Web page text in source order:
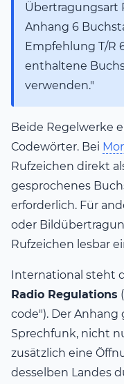
Übertragungsart
Anhang 6
Empfehlung T/R
enthaltene
verwenden."
Beide Regelwerke
Codewörter. Bei
Rufzeichen direkt
gesprochenes
erforderlich. Für
oder
Rufzeichen lesbar
International steht
Radio Regulations
code"). Der
Sprechfunk, nicht
zusätzlich eine
desselben Landes